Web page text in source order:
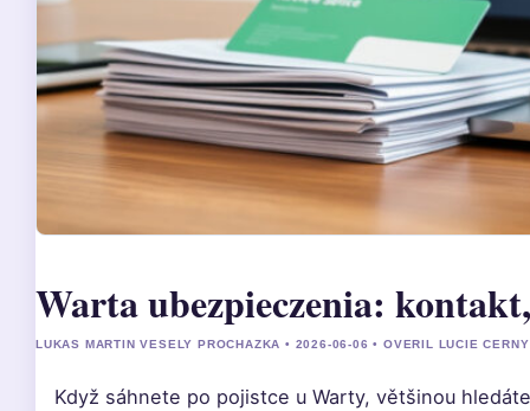
Warta ubezpieczenia:
LUKAS MARTIN VESELY PROCHAZKA • 2026-06-06 • OVERIL LUCIE CERNY
Když sáhnete po pojistce u Warty, většinou